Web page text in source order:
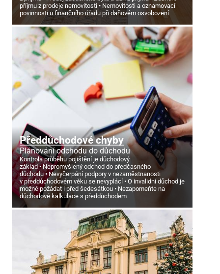
příjmu z prodeje nemovitosti
Nemovitosti a oznamovací
povinnosti u finančního úřadu při daňovém osvobození
Předdůchodové chyby
Plánování odchodu do důchodu
Kontrola průběhu pojištění je důchodový
základ
Nepromyšlený odchod do předčasného
důchodu
Nevyčerpání podpory v nezaměstnanosti
v předdůchodovém věku se nevyplácí
O invalidní důchod je
možné požádat i před šedesátkou
Nezapomeňte na
důchodové kalkulace s předdůchodem